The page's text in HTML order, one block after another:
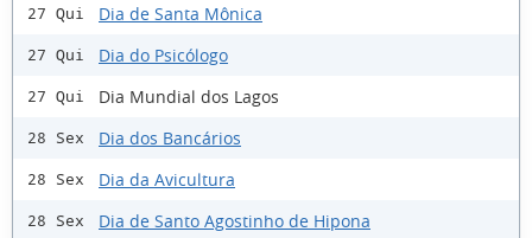
27 Qui Dia de Santa Mônica
27 Qui Dia do Psicólogo
27 Qui Dia Mundial dos Lagos
28 Sex Dia dos Bancários
28 Sex Dia da Avicultura
28 Sex Dia de Santo Agostinho de Hipona